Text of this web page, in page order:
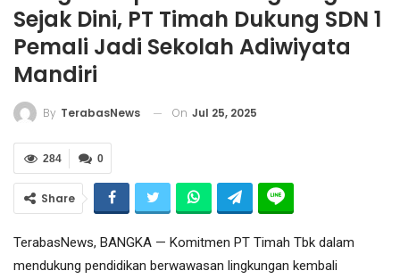
Sejak Dini, PT Timah Dukung SDN 1
Pemali Jadi Sekolah Adiwiyata
Mandiri
By TerabasNews On Jul 25, 2025
0
284
Share
TerabasNews, BANGKA — Komitmen PT Timah Tbk dalam
mendukung pendidikan berwawasan lingkungan kembali